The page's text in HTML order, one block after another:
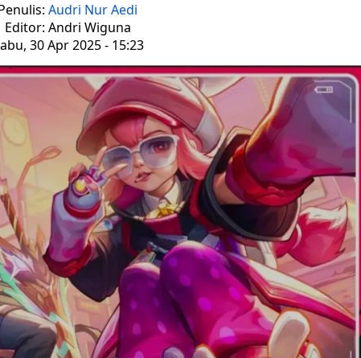
Audri Nur Aedi
Editor: Andri Wiguna
30 Apr 2025 - 15:23